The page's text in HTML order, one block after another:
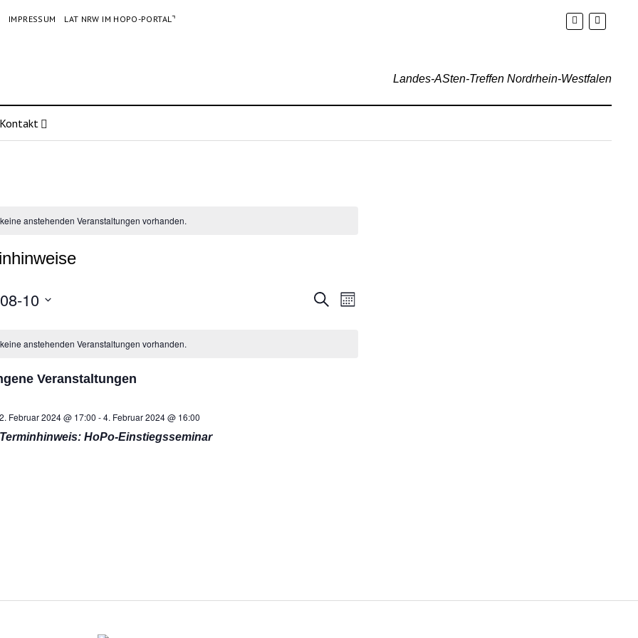
IMPRESSUM LAT NRW IM HOPO-PORTAL⌝
Landes-ASten-Treffen Nordrhein-Westfalen
Kontakt
anstehenden Veranstaltungen vorhanden.
Veranstaltungen
SucheVeranstaltung
Monat
10
anstehenden Veranstaltungen vorhanden.
Veranstaltungen
2. Februar 2024 @ 17:00 -4. Februar 2024 @ 16:00
Terminhinweis: HoPo-Einstiegsseminar